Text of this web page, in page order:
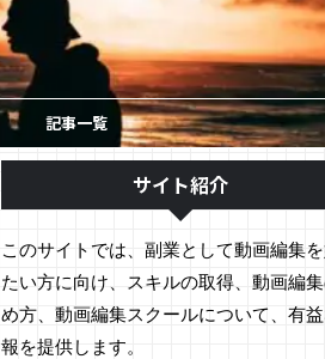
記事一覧
サイト紹介
このサイトでは、副業として動画編集
たい方に向け、スキルの取得、動画編
め方、動画編集スクールについて、有
報を提供します。